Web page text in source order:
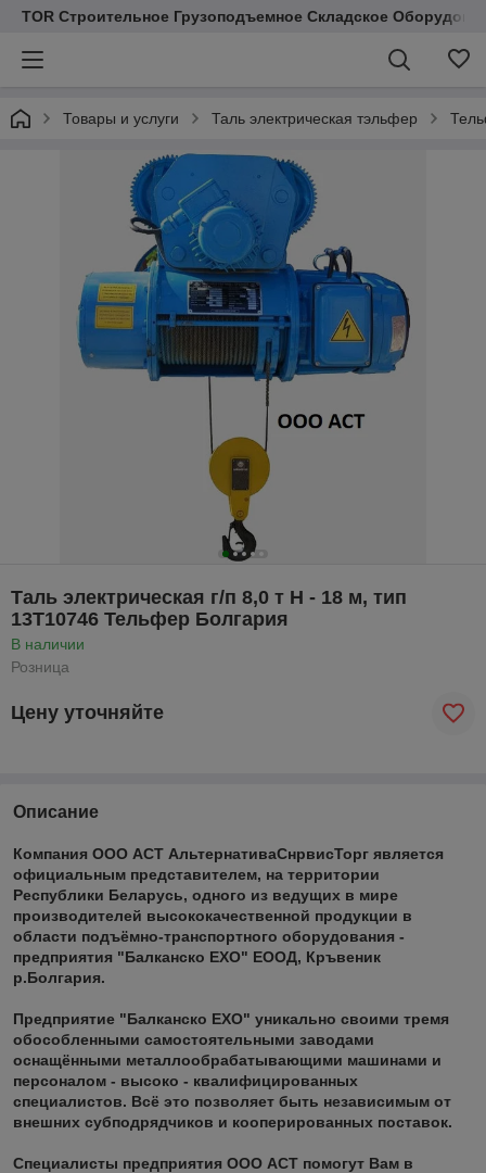
TOR Строительное Грузоподъемное Складское
Товары и услуги Таль электрическая тэльфер
Таль электрическая г/п 8,0 т Н - 18 м, тип
13Т10746 Тельфер Болгария
В наличии
Розница
Цену уточняйте
Описание
Компания ООО АСТ АльтернативаСнрвисТорг является
официальным представителем, на территории
Республики Беларусь, одного из ведущих в мире
производителей высококачественной продукции в
области подъёмно-транспортного оборудования -
предприятия "Балканско ЕХО" ЕООД, Кръвеник
р.Болгария.
Предприятие "Балканско ЕХО" уникально своими тремя
обособленными самостоятельными заводами
оснащёнными металлообрабатывающими машинами и
персоналом - высоко - квалифицированных
специалистов. Всё это позволяет быть независимым от
внешних субподрядчиков и кооперированных поставок.
Специалисты предприятия ООО АСТ помогут Вам в